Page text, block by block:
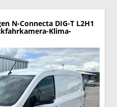
N-Connecta DIG-T L2H1
Klima-